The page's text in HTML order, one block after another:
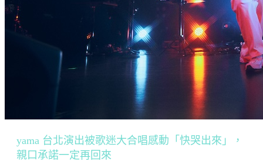
yama 台北演出被歌迷大合唱感動「快哭出來」，
親口承諾一定再回來